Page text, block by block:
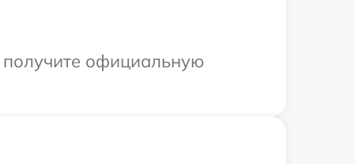
официальную